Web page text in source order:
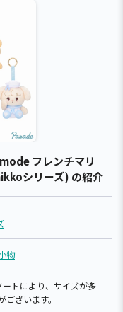
フレンチマリ
シリーズ) の紹介
物
トにより、サイズが多
ございます。